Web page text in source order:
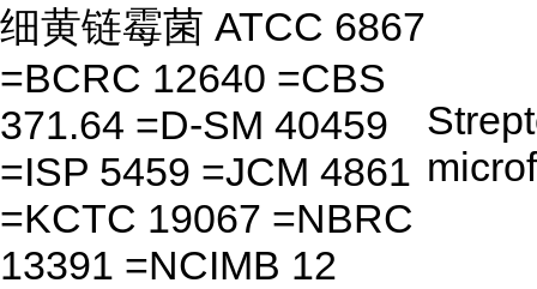
细黄链霉菌 ATCC 6867
=BCRC 12640 =CBS
371.64 =D-SM 40459
=ISP 5459 =JCM 4861
=KCTC 19067 =NBRC
13391 =NCIMB 12